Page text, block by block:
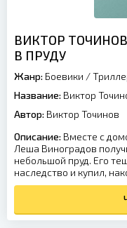
ВИКТОР
В ПРУДУ
Жанр: Боевики /
Название: Виктор
Автор: Виктор Точинов
Описание: Вместе с
Леша Виноградов
небольшой пруд. Его
наследство и купил,